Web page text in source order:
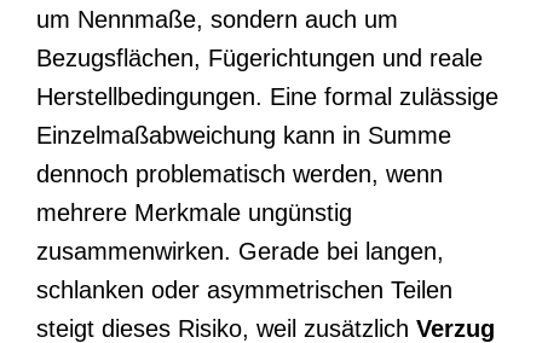
um Nennmaße, sondern auch um
Bezugsflächen, Fügerichtungen und reale
Herstellbedingungen. Eine formal zulässige
Einzelmaßabweichung kann in Summe
dennoch problematisch werden, wenn
mehrere Merkmale ungünstig
zusammenwirken. Gerade bei langen,
schlanken oder asymmetrischen Teilen
steigt dieses Risiko, weil zusätzlich Verzug